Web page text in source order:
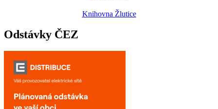
Knihovna Žlutice
Odstávky ČEZ